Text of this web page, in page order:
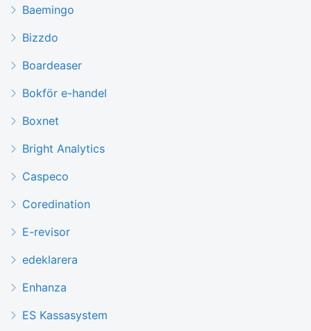
Baemingo
Bizzdo
Boardeaser
Bokför e-handel
Boxnet
Bright Analytics
Caspeco
Coredination
E-revisor
edeklarera
Enhanza
ES Kassasystem